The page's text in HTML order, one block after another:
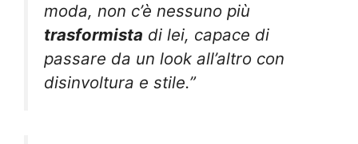
moda, non c’è nessuno più
trasformista di lei, capace di
passare da un look all’altro con
disinvoltura e stile.”